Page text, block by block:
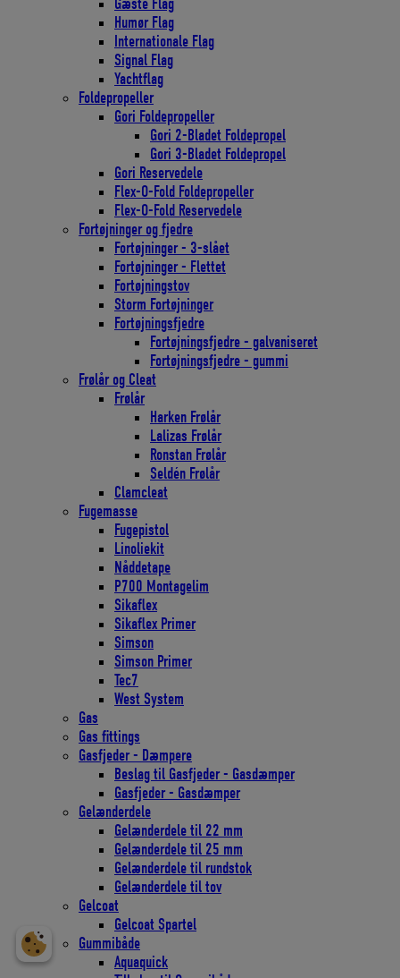
Gæste Flag
Humør Flag
Internationale Flag
Signal Flag
Yachtflag
Foldepropeller
Gori Foldepropeller
Gori 2-Bladet Foldepropel
Gori 3-Bladet Foldepropel
Gori Reservedele
Flex-O-Fold Foldepropeller
Flex-O-Fold Reservedele
Fortøjninger og fjedre
Fortøjninger - 3-slået
Fortøjninger - Flettet
Fortøjningstov
Storm Fortøjninger
Fortøjningsfjedre
Fortøjningsfjedre - galvaniseret
Fortøjningsfjedre - gummi
Frølår og Cleat
Frølår
Harken Frølår
Lalizas Frølår
Ronstan Frølår
Seldén Frølår
Clamcleat
Fugemasse
Fugepistol
Linoliekit
Nåddetape
P700 Montagelim
Sikaflex
Sikaflex Primer
Simson
Simson Primer
Tec7
West System
Gas
Gas fittings
Gasfjeder - Dæmpere
Beslag til Gasfjeder - Gasdæmper
Gasfjeder - Gasdæmper
Gelænderdele
Gelænderdele til 22 mm
Gelænderdele til 25 mm
Gelænderdele til rundstok
Gelænderdele til tov
Gelcoat
Gelcoat Spartel
Gummibåde
Aquaquick